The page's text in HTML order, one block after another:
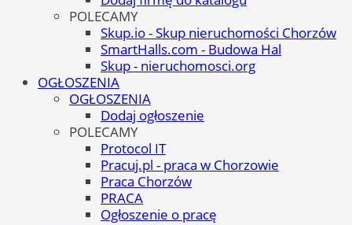
POLECAMY
Skup.io - Skup nieruchomości Chorzów
SmartHalls.com - Budowa Hal
Skup - nieruchomosci.org
OGŁOSZENIA
OGŁOSZENIA
Dodaj ogłoszenie
POLECAMY
Protocol IT
Pracuj.pl - praca w Chorzowie
Praca Chorzów
PRACA
Ogłoszenie o pracę